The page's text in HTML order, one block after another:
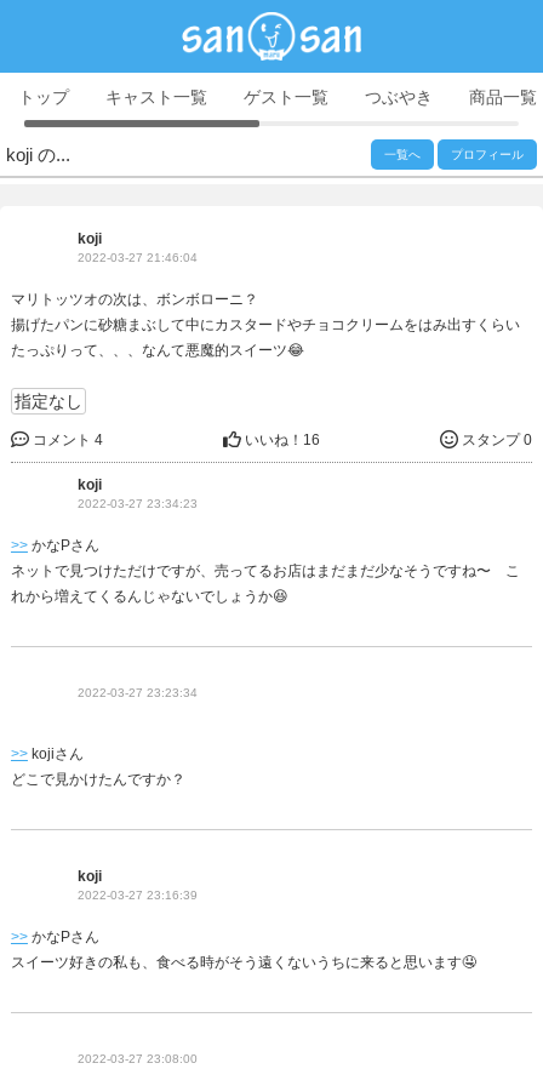
トップ キャスト一覧 ゲスト一覧 つぶやき 商品一覧
koji の... 一覧へ プロフィール
koji
2022-03-27 21:46:04
マリトッツオの次は、ボンボローニ？
揚げたパンに砂糖まぶして中にカスタードやチョコクリームをはみ出すくらい
たっぷりって、、、なんて悪魔的スイーツ😂
指定なし
コメント 4 いいね！ 16 スタンプ 0
koji
2022-03-27 23:34:23
>>かなPさん
ネットで見つけただけですが、売ってるお店はまだまだ少なそうですね〜 こ
れから増えてくるんじゃないでしょうか😆
2022-03-27 23:23:34
>>kojiさん
どこで見かけたんですか？
koji
2022-03-27 23:16:39
>>かなPさん
スイーツ好きの私も、食べる時がそう遠くないうちに来ると思います🤤
2022-03-27 23:08:00